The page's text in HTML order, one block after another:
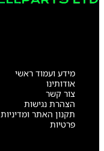
מידע ועמוד ראשי
אודותינו
צור קשר
הצהרת נגישות
תקנון האתר ומדיניות
פרטיות